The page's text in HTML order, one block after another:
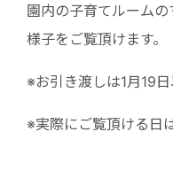
園内の子育てルーム
様子をご覧頂けます。
※お引き渡しは1月19日
※実際にご覧頂ける日